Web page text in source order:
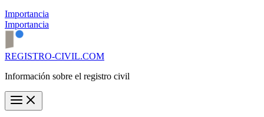
Importancia
Importancia
REGISTRO-CIVIL.COM
Información sobre el registro civil